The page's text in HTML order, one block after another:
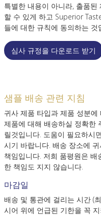
특별한 내용이 아니라, 출품
할 수 있게 하고 Superior
들에 대한 규칙에 동의하는 것
심사 규정을 다운로드 받기
샘플 배송 관련 지침
귀사 제품 타입과 제품 성분
제품에 대해 배송하실 정확한
릴것입니다. 도움이 필요하
시기 바랍니다. 배송 장소에
책임입니다. 저희 품평원은
한 책임도 지지 않습니다.
마감일
배송 및 통관에 걸리는 시간 (
시어 위에 언급된 기한을 꼭